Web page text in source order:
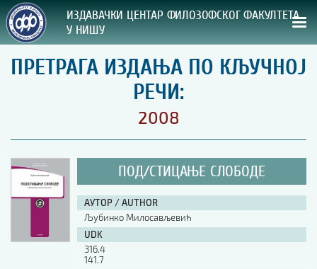
ИЗДАВАЧКИ ЦЕНТАР ФИЛОЗОФСКОГ ФАКУЛТЕТА
У НИШУ
СВА НАША ИЗДАЊА
ВРСТА ИЗДАЊА:
ПРЕГЛЕД
УПУТСТВА
УПУТСТВА
Правилник о издавачкој делатности
ПРЕТРАГА ИЗДАЊА ПО КЉУЧНОЈ
РЕЧИ:
2008
ПОД/СТИЦАЊЕ СЛОБОДЕ
АУТОР / AUTHOR
Љубинко Милосављевић
UDK
316.4
141.7